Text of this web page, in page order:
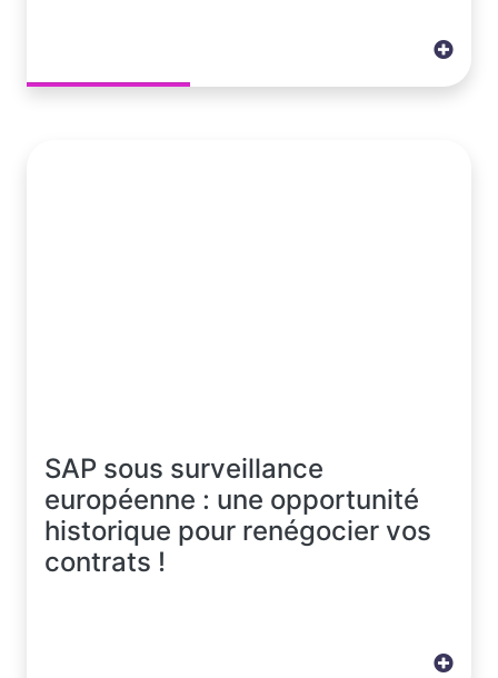
SAP sous surveillance
européenne : une opportunité
historique pour renégocier vos
contrats !